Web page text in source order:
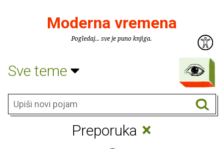
Moderna vremena
Pogledaj... sve je puno knjiga.
Sve teme
Preporuka ×